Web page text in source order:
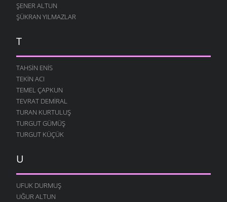
ŞENER ALTUN
ŞÜKRAN YILMAZLAR
T
TAHSIN ENIS
TEKIN ACI
TEMEL ÇAPKUN
TEVRAT DEMIRAL
TURAN KURTULUŞ
TURGUT GÜMÜŞ
TURGUT KÜÇÜK
U
UFUK DURMUŞ
UĞUR ALTUN